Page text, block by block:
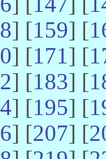
] [159] [
] [171] [
] [183] [
] [195] [
] [207] [